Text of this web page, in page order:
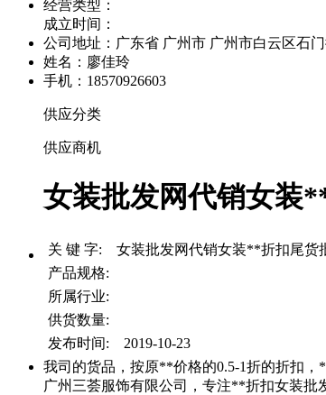
经营类型：
成立时间：
公司地址： 广东省 广州市 广州市白云区石
姓名：廖佳玲
手机：18570926603
供应分类
供应商机
女装批发网代销女装
关 键 字: 女装批发网代销女装**折扣尾货
产品规格:
所属行业:
供货数量:
发布时间: 2019-10-23
我司的货品，按原**价格的0.5-1折的折扣
广州三荟服饰有限公司，专注**折扣女装批